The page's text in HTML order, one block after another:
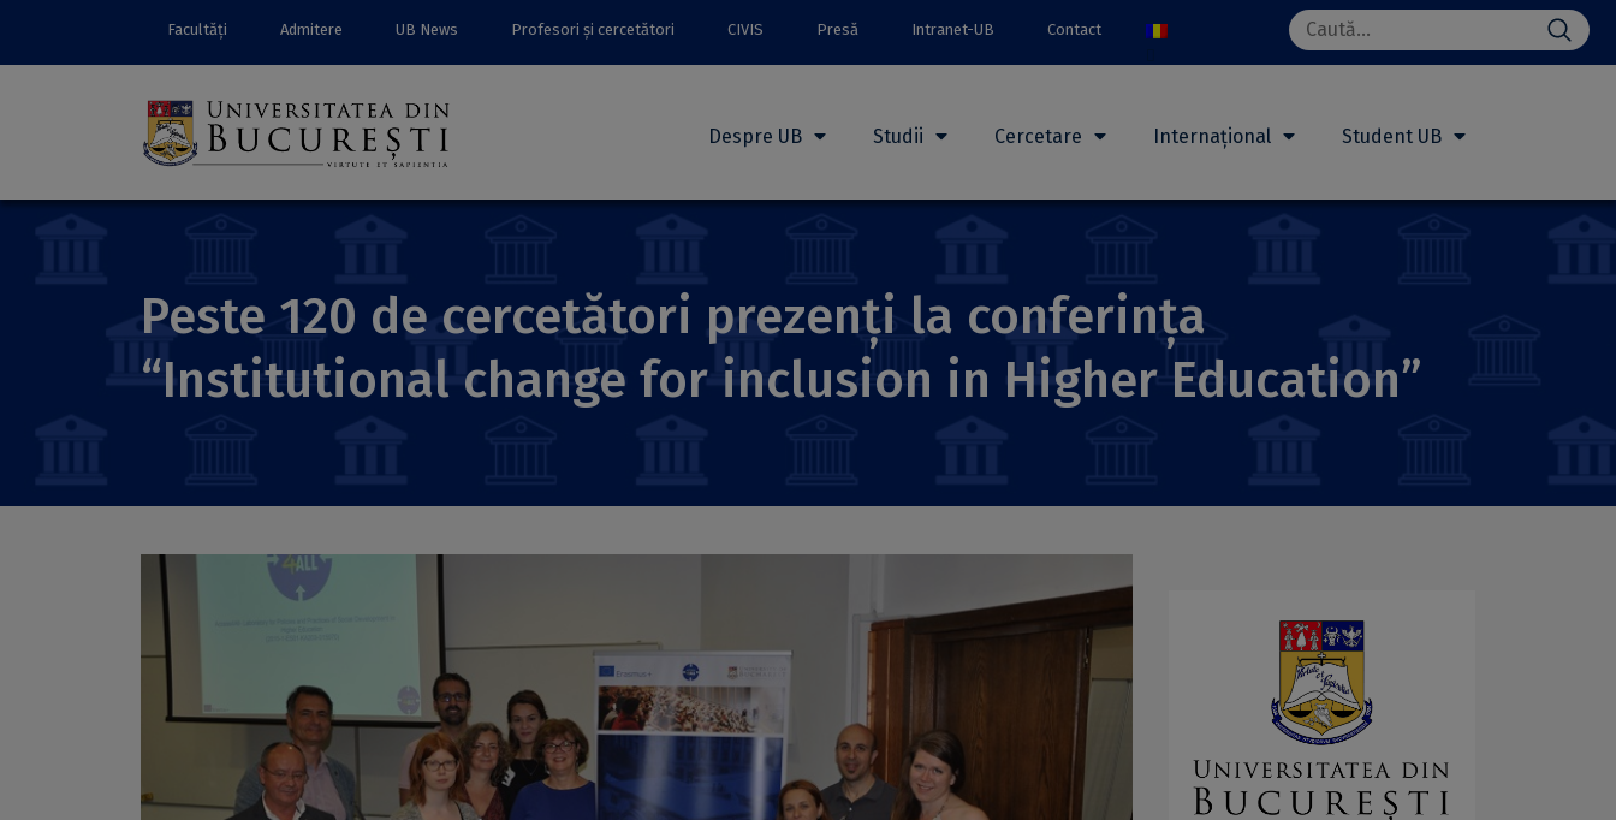
Facultăți Admitere UB News Profesori și cercetători CIVIS Presă Intranet-UB Contact
Search
for:
Despre UB Studii Cercetare Internațional Student UB
Peste 120 de cercetători prezenți la conferința
“Institutional change for inclusion in Higher Education”